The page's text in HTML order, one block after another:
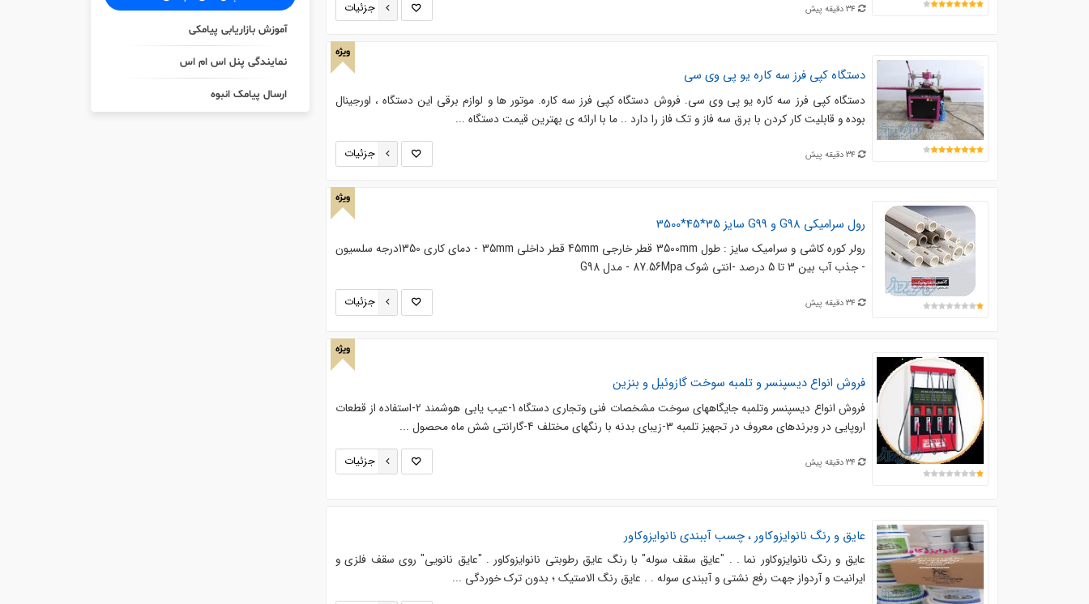
34 دقیقه پیش جزئیات
ویژه
دستگاه کپی فرز سه کاره یو پی وی سی
دستگاه کپی فرز سه کاره یو پی وی سی. فروش دستگاه کپی فرز سه کاره. موتور ها و لوازم برقی این دستگاه ، اورجینال
بوده و قابلیت کار کردن با برق سه فاز و تک فاز را دارد .. ما با ارائه ی بهترین قیمت دستگاه ...
34 دقیقه پیش جزئیات
ویژه
رول سرامیکی G98 و G99 سایز 35*45*3500
رولر کوره کاشی و سرامیک سایز : طول 3500mm قطر خارجی 45mm قطر داخلی 35mm - دمای کاری 1350درجه سلسیون
- جذب آب بین 3 تا 5 درصد -انتی شوک 87.56Mpa - مدل G98
34 دقیقه پیش جزئیات
ویژه
فروش انواع دیسپنسر و تلمبه سوخت گازوئیل و بنزین
فروش انواع دیسپنسر وتلمبه جایگاههای سوخت مشخصات فنی وتجاری دستگاه 1-عیب یابی هوشمند 2-استفاده از قطعات
اروپایی در وبرندهای معروف در تجهیز تلمبه 3-زیبای بدنه با رنگهای مختلف 4-گارانتی شش ماه محصول ...
34 دقیقه پیش جزئیات
عایق و رنگ نانوایزوکاور ، چسب آببندی نانوایزوکاور
عایق و رنگ نانوایزوکاور نما . . "عایق سقف سوله" با رنگ عایق رطوبتی نانوایزوکاور . "عایق نانویی" روی سقف فلزی و
ایرانیت و آردواز جهت رفع نشتی و آببندی سوله . . عایق رنگ الاستیک ؛ بدون ترک خوردگی ...
آموزش بازاریابی پیامکی
نمایندگی پنل اس ام اس
ارسال پیامک انبوه